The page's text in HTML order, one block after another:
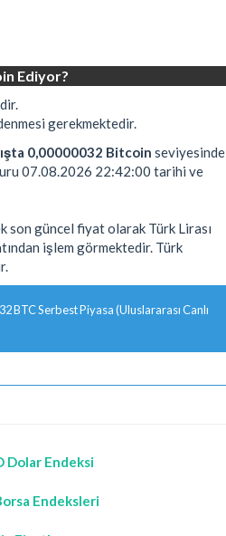
Ediyor?
gerekmektedir.
0,00000032 Bitcoin seviyesinde
07.08.2026 22:42:00 tarihi ve
son güncel fiyat olarak Türk Lirası
işlem görmektedir. Türk
BTC Serbest Piyasa (Uluslararası Canlı
Dolar Endeksi
Endeksleri